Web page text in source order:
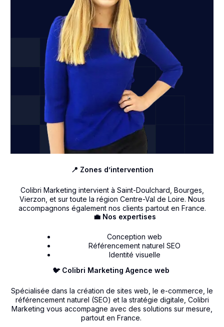
🐦 Colibri Marketing Agence web
Spécialisée dans la création de sites web, le e-commerce, le
référencement naturel (SEO) et la stratégie digitale, Colibri
Marketing vous accompagne avec des solutions sur mesure,
partout en France.
💼 Nos expertises
Conception web
Référencement naturel SEO
Identité visuelle
📍 Zones d’intervention
Colibri Marketing intervient à Saint-Doulchard, Bourges,
Vierzon, et sur toute la région Centre-Val de Loire. Nous
accompagnons également nos clients partout en France.